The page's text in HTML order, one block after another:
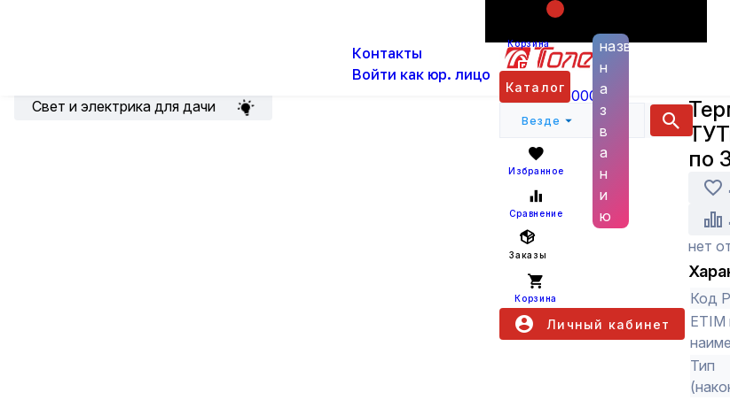
Контакты
Войти как юр. лицо
Корзина
+7 (800) 6000 600
Каталог
Везде
названию
н
а
з
в
а
н
и
ю
Избранное
Сравнение
Заказы
Корзина
Личный кабинет
Свет и электрика для дачи
Каталог Бытовые товары, прочая
Термоусаживаемая трубка ТУТнг 40/
по
нет
Код
ETIM
Тип